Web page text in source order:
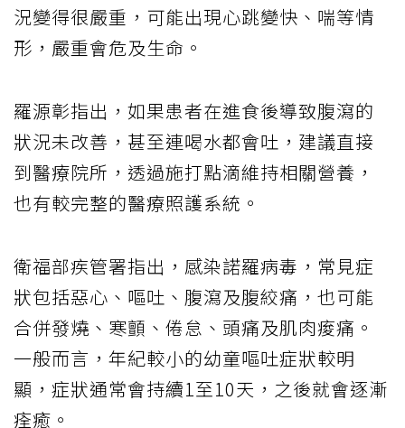
況變得很嚴重，可能出現心跳變快、喘等情
形，嚴重會危及生命。
羅源彰指出，如果患者在進食後導致腹瀉的
狀況未改善，甚至連喝水都會吐，建議直接
到醫療院所，透過施打點滴維持相關營養，
也有較完整的醫療照護系統。
衛福部疾管署指出，感染諾羅病毒，常見症
狀包括惡心、嘔吐、腹瀉及腹絞痛，也可能
合併發燒、寒顫、倦怠、頭痛及肌肉痠痛。
一般而言，年紀較小的幼童嘔吐症狀較明
顯，症狀通常會持續1至10天，之後就會逐漸
痊癒。